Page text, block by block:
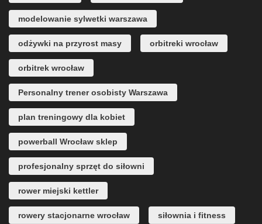
modelowanie sylwetki warszawa
odżywki na przyrost masy orbitreki wrocław
orbitrek wrocław
Personalny trener osobisty Warszawa
plan treningowy dla kobiet
powerball Wrocław sklep
profesjonalny sprzęt do siłowni
rower miejski kettler
rowery stacjonarne wrocław siłownia i fitness